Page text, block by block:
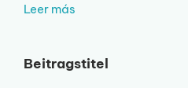
Leer más
Beitragstitel